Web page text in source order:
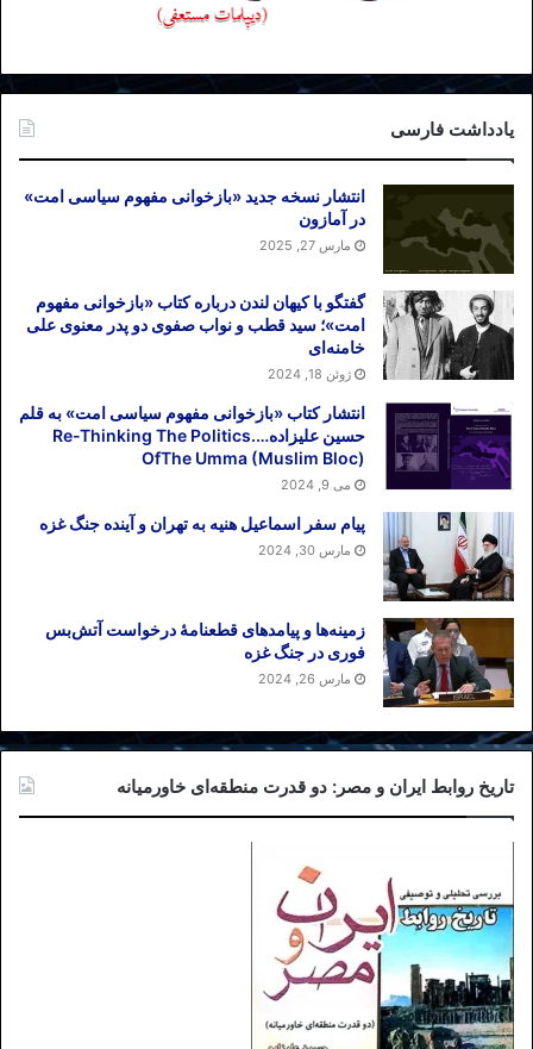
یادداشت فارسی
انتشار نسخه جدید «بازخوانی مفهوم سیاسی امت»
در آمازون
مارس 27, 2025
گفتگو با کیهان لندن درباره کتاب «بازخوانی مفهوم
امت»؛ سید قطب و نواب صفوی دو پدر معنوی علی
خامنه‌ای
ژوئن 18, 2024
انتشار کتاب «بازخوانی مفهوم سیاسی امت» به قلم
حسین علیزاده….Re-Thinking The Politics
OfThe Umma (Muslim Bloc)
می 9, 2024
پیام سفر اسماعیل هنیه به تهران و آینده جنگ غزه
مارس 30, 2024
زمینه‌ها و پیامدهای قطعنامهٔ درخواست آتش‌بس
فوری در جنگ غزه
مارس 26, 2024
تاریخ روابط ایران و مصر: دو قدرت منطقه‌ای خاورمیانه